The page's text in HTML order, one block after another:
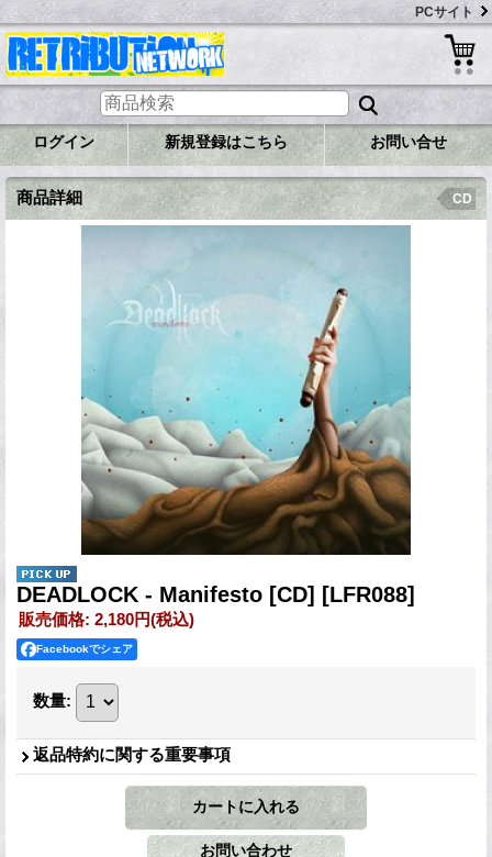
PCサイト
ログイン 新規登録はこちら お問い合せ
商品詳細 CD
DEADLOCK - Manifesto [CD] [LFR088]
販売価格: 2,180円(税込)
Facebookでシェア
数量:
返品特約に関する重要事項